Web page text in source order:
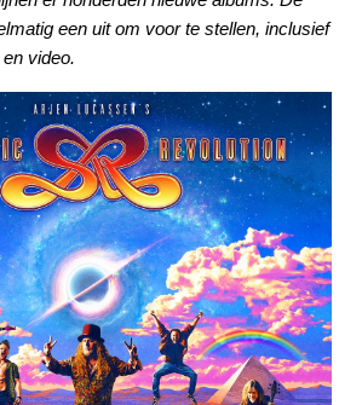
een uit om voor te stellen, inclusief
video.